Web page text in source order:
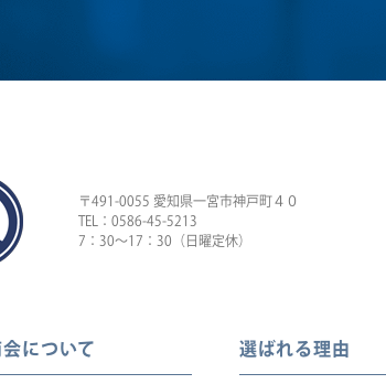
〒491-0055 愛知県一宮市神戸町４０
TEL：0586-45-5213
7：30〜17：30（日曜定休）
について 選ばれる理由